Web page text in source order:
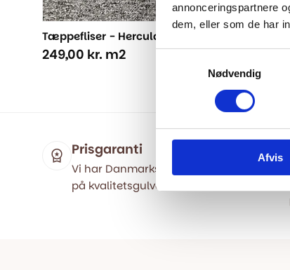
annonceringspartnere
dem, eller som de har
Nødvendig
Afvis
Tæppefliser - Hercula Grå
249,00 kr. m2
Prisgaranti
Vi har Danmarks billigste priser
på kvalitetsgulve!